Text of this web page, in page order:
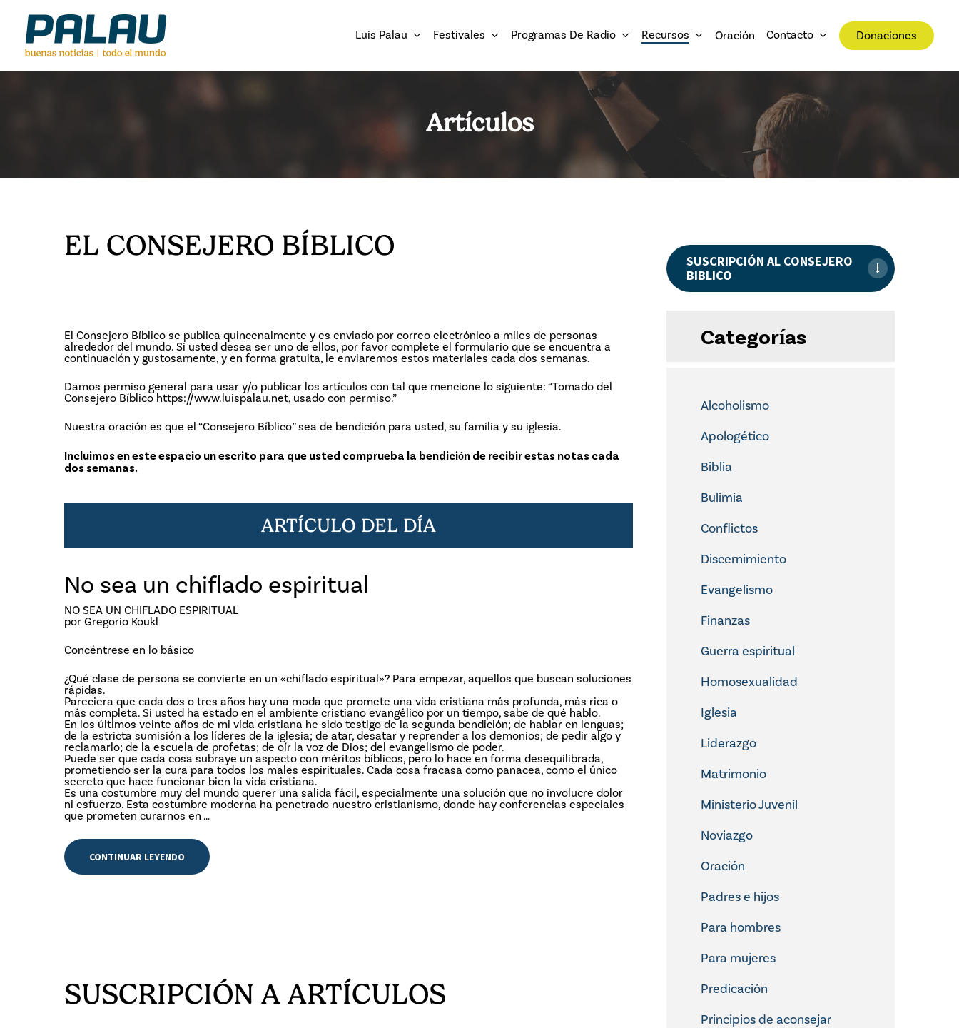
content
Luis Palau Festivales Programas De Radio Recursos Oración Contacto Donaciones
Artículos
EL CONSEJERO BÍBLICO
El Consejero Bíblico se publica quincenalmente y es enviado por correo electrónico a miles de personas
alrededor del mundo. Si usted desea ser uno de ellos, por favor complete el formulario que se encuentra a
continuación y gustosamente, y en forma gratuita, le enviaremos estos materiales cada dos semanas.
Damos permiso general para usar y/o publicar los artículos con tal que mencione lo siguiente: “Tomado del
Consejero Bíblico https://www.luispalau.net, usado con permiso.”
Nuestra oración es que el “Consejero Bíblico” sea de bendición para usted, su familia y su iglesia.
Incluimos en este espacio un escrito para que usted comprueba la bendición de recibir estas notas cada
dos semanas.
ARTÍCULO DEL DÍA
No sea un chiflado espiritual
NO SEA UN CHIFLADO ESPIRITUAL
por Gregorio Koukl
Concéntrese en lo básico
¿Qué clase de persona se convierte en un «chiflado espiritual»? Para empezar, aquellos que buscan soluciones
rápidas.
Pareciera que cada dos o tres años hay una moda que promete una vida cristiana más profunda, más rica o
más completa. Si usted ha estado en el ambiente cristiano evangélico por un tiempo, sabe de qué hablo.
En los últimos veinte años de mi vida cristiana he sido testigo de la segunda bendición; de hablar en lenguas;
de la estricta sumisión a los líderes de la iglesia; de atar, desatar y reprender a los demonios; de pedir algo y
reclamarlo; de la escuela de profetas; de oír la voz de Dios; del evangelismo de poder.
Puede ser que cada cosa subraye un aspecto con méritos bíblicos, pero lo hace en forma desequilibrada,
prometiendo ser la cura para todos los males espirituales. Cada cosa fracasa como panacea, como el único
secreto que hace funcionar bien la vida cristiana.
Es una costumbre muy del mundo querer una salida fácil, especialmente una solución que no involucre dolor
ni esfuerzo. Esta costumbre moderna ha penetrado nuestro cristianismo, donde hay conferencias especiales
que prometen curarnos en …
CONTINUAR LEYENDO
SUSCRIPCIÓN A ARTÍCULOS
SUSCRIPCIÓN AL CONSEJERO
BIBLICO
Categorías
Alcoholismo
Apologético
Biblia
Bulimia
Conflictos
Discernimiento
Evangelismo
Finanzas
Guerra espiritual
Homosexualidad
Iglesia
Liderazgo
Matrimonio
Ministerio Juvenil
Noviazgo
Oración
Padres e hijos
Para hombres
Para mujeres
Predicación
Principios de aconsejar